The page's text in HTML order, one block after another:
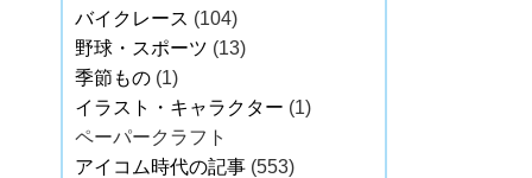
バイクレース (104)
野球・スポーツ (13)
季節もの (1)
イラスト・キャラクター (1)
ペーパークラフト
アイコム時代の記事 (553)